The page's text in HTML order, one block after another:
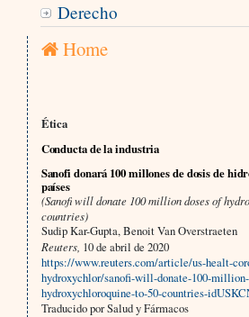
Derecho
Home
Ética
Conducta de la industria
Sanofi donará 100 millones de dosis de
países
(Sanofi will donate 100 million doses of
countries)
Sudip Kar-Gupta, Benoit Van Overstraeten
Reuters, 10 de abril de 2020
https://www.reuters.com/article/us-healt-
hydroxychlor/sanofi-will-donate-100-
hydroxychloroquine-to-50-countries-
Traducido por Salud y Fármacos